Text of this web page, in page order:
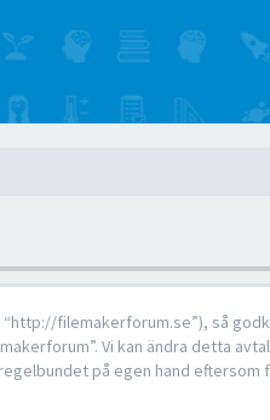
“http://filemakerforum.se”), så
Vi kan ändra detta
på egen hand